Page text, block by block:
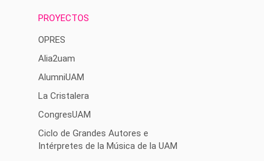
PROYECTOS
OPRES
Alia2uam
AlumniUAM
La Cristalera
CongresUAM
Ciclo de Grandes Autores e
Intérpretes de la Música de la UAM